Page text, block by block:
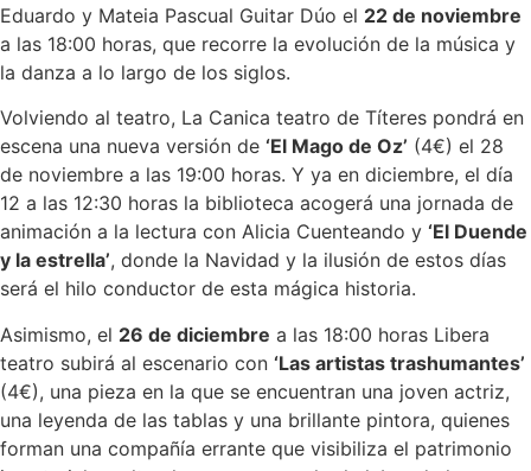
Eduardo y Mateia Pascual Guitar Dúo el 22 de noviembre
a las 18:00 horas, que recorre la evolución de la música y
la danza a lo largo de los siglos.
Volviendo al teatro, La Canica teatro de Títeres pondrá en
escena una nueva versión de ‘El Mago de Oz’ (4€) el 28
de noviembre a las 19:00 horas. Y ya en diciembre, el día
12 a las 12:30 horas la biblioteca acogerá una jornada de
animación a la lectura con Alicia Cuenteando y ‘El Duende
y la estrella’, donde la Navidad y la ilusión de estos días
será el hilo conductor de esta mágica historia.
Asimismo, el 26 de diciembre a las 18:00 horas Libera
teatro subirá al escenario con ‘Las artistas trashumantes’
(4€), una pieza en la que se encuentran una joven actriz,
una leyenda de las tablas y una brillante pintora, quienes
forman una compañía errante que visibiliza el patrimonio